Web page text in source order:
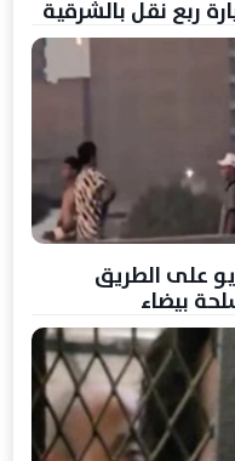
على الطريق
بيضاء